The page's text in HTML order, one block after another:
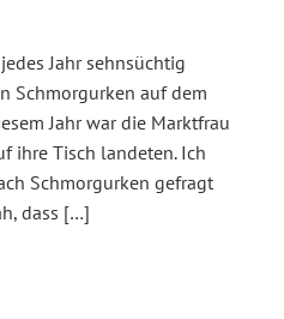
Jahr sehnsüchtig
Schmorgurken auf dem
Jahr war die Marktfrau
ihre Tisch landeten. Ich
Schmorgurken gefragt
dass […]